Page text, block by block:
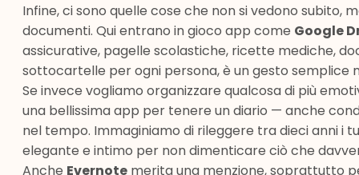
Infine, ci sono quelle cose che non si vedono subito,
documenti. Qui entrano in gioco app come Google
assicurative, pagelle scolastiche, ricette mediche,
sottocartelle per ogni persona, è un gesto semplice
Se invece vogliamo organizzare qualcosa di più
una bellissima app per tenere un diario — anche
nel tempo. Immaginiamo di rileggere tra dieci anni i
elegante e intimo per non dimenticare ciò che
Anche Evernote merita una menzione, soprattutto